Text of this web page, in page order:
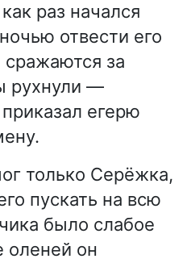
раз начался
отвести его
сражаются за
рухнули —
егерю
только Серёжка,
пускать на всю
было слабое
оленей он